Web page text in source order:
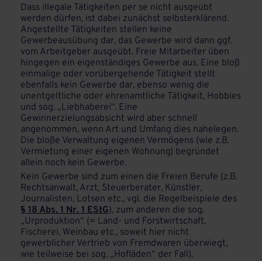
Dass illegale Tätigkeiten per se nicht ausgeübt
werden dürfen, ist dabei zunächst selbsterklärend.
Angestellte Tätigkeiten stellen keine
Gewerbeausübung dar, das Gewerbe wird dann ggf.
vom Arbeitgeber ausgeübt. Freie Mitarbeiter üben
hingegen ein eigenständiges Gewerbe aus. Eine bloß
einmalige oder vorübergehende Tätigkeit stellt
ebenfalls kein Gewerbe dar, ebenso wenig die
unentgeltliche oder ehrenamtliche Tätigkeit, Hobbies
und sog. „Liebhaberei“. Eine
Gewinnerzielungsabsicht wird aber schnell
angenommen, wenn Art und Umfang dies nahelegen.
Die bloße Verwaltung eigenen Vermögens (wie z.B.
Vermietung einer eigenen Wohnung) begründet
allein noch kein Gewerbe.
Kein Gewerbe sind zum einen die Freien Berufe (z.B.
Rechtsanwalt, Arzt, Steuerberater, Künstler,
Journalisten, Lotsen etc., vgl. die Regelbeispiele des
§ 18 Abs. 1 Nr. 1 EStG), zum anderen die sog.
„Urproduktion“ (= Land- und Forstwirtschaft,
Fischerei, Weinbau etc., soweit hier nicht
gewerblicher Vertrieb von Fremdwaren überwiegt,
wie teilweise bei sog. „Hofläden“ der Fall).